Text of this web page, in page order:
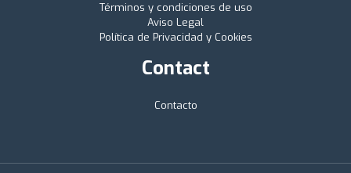
Términos y condiciones de uso
Aviso Legal
Política de Privacidad y Cookies
Contact
Contacto